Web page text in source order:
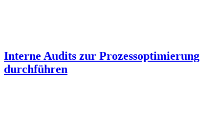
Interne Audits zur Prozessoptimierung
durchführen